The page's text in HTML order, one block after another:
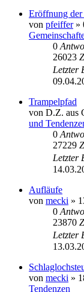
Eröffnung der
von pfeiffer»
0
26023
Letzter
Trampelpfad
von D.Z. aus
und
0
27229
Letzter
Aufläufe
von mecki »
0
23870
Letzter
von mecki »
Tendenzen